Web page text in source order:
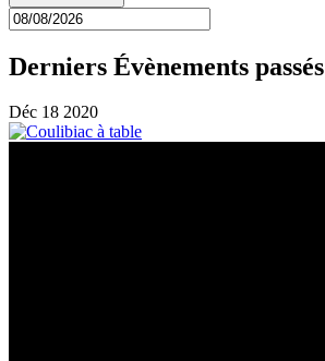
Derniers Évènements passés
Déc 18 2020